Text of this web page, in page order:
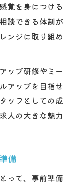
覚を身につける
談できる体制が
ンジに取り組め
ップ研修やミー
アップを目指せ
ッフとしての成
人の大きな魅力
備
って、事前準備